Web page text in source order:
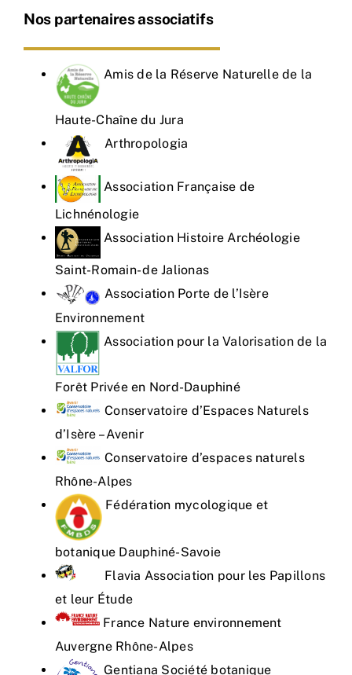
Nos partenaires associatifs
Amis de la Réserve Naturelle de la
Haute-Chaîne du Jura
Arthropologia
Association Française de
Lichnénologie
Association Histoire Archéologie
Saint-Romain- de Jalionas
Association Porte de l’Isère
Environnement
Association pour la Valorisation de la
Forêt Privée en Nord-Dauphiné
Conservatoire d’Espaces Naturels
d’Isère – Avenir
Conservatoire d’espaces naturels
Rhône-Alpes
Fédération mycologique et
botanique Dauphiné-Savoie
Flavia Association pour les Papillons
et leur Étude
France Nature environnement
Auvergne Rhône-Alpes
Gentiana Société botanique